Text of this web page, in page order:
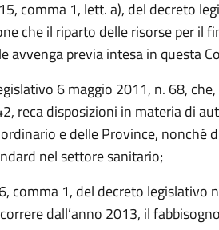
comma 1, lett. a), del decreto
che il riparto delle risorse per il
avvenga previa intesa in questa
6 maggio 2011, n. 68,
reca disposizioni in materia di
e delle Province, nonché
nel settore sanitario;
comma 1, del decreto legislativo
dall’anno 2013, il